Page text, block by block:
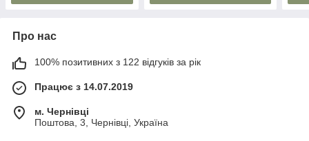
Про нас
100% позитивних з 122 відгуків за рік
Працює з 14.07.2019
м. Чернівці
Поштова, 3, Чернівці, Україна